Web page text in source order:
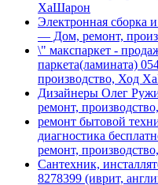
ХаШарон
Электронная сборка
— Дом, ремонт,
\" макспаркет -
паркета(ламината)
производство, Ход
Дизайнеры Олег
ремонт,
ремонт бытовой
диагностика
ремонт,
Сантехник,
8278399 (иврит,